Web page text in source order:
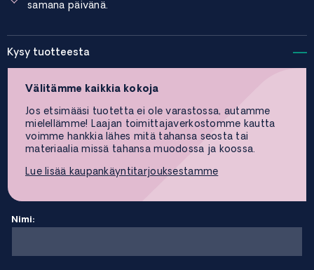
samana päivänä.
Kysy tuotteesta
Välitämme kaikkia kokoja
Jos etsimääsi tuotetta ei ole varastossa, autamme
mielellämme! Laajan toimittajaverkostomme kautta
voimme hankkia lähes mitä tahansa seosta tai
materiaalia missä tahansa muodossa ja koossa.
Lue lisää kaupankäyntitarjouksestamme
Nimi: